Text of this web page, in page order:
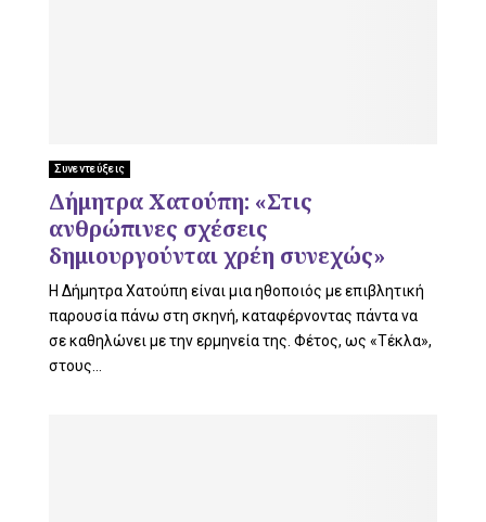
Συνεντεύξεις
Δήμητρα Χατούπη: «Στις
ανθρώπινες σχέσεις
δημιουργούνται χρέη συνεχώς»
Η Δήμητρα Χατούπη είναι μια ηθοποιός με επιβλητική
παρουσία πάνω στη σκηνή, καταφέρνοντας πάντα να
σε καθηλώνει με την ερμηνεία της. Φέτος, ως «Τέκλα»,
στους...